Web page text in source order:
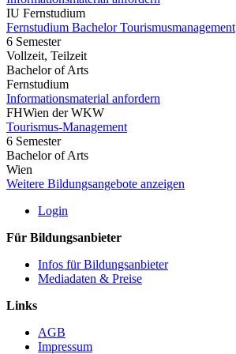
IU Fernstudium
Fernstudium Bachelor Tourismusmanagement
6 Semester
Vollzeit, Teilzeit
Bachelor of Arts
Fernstudium
Informationsmaterial anfordern
FHWien der WKW
Tourismus-Management
6 Semester
Bachelor of Arts
Wien
Weitere Bildungsangebote anzeigen
Login
Für Bildungsanbieter
Infos für Bildungsanbieter
Mediadaten & Preise
Links
AGB
Impressum